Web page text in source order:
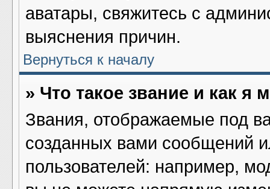
аватары, свяжитесь с
выяснения причин.
Вернуться к началу
» Что такое звание и как я
Звания, отображаемые под
созданных вами сообщений
пользователей: например,